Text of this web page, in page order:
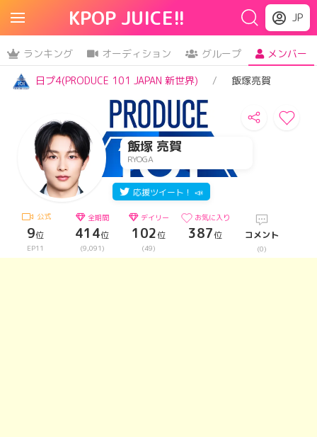
KPOP JUICE!! JP
ランキング オーディション グループ
メンバー
日プ4(PRODUCE 101 JAPAN 新世界)
飯塚亮賀
飯塚 亮賀
RYOGA
応援ツイート！ 📣
公式
9位
EP11
全期間
414位
(9,091)
デイリー
102位
(49)
お気に入り
387位 コメント
(0)